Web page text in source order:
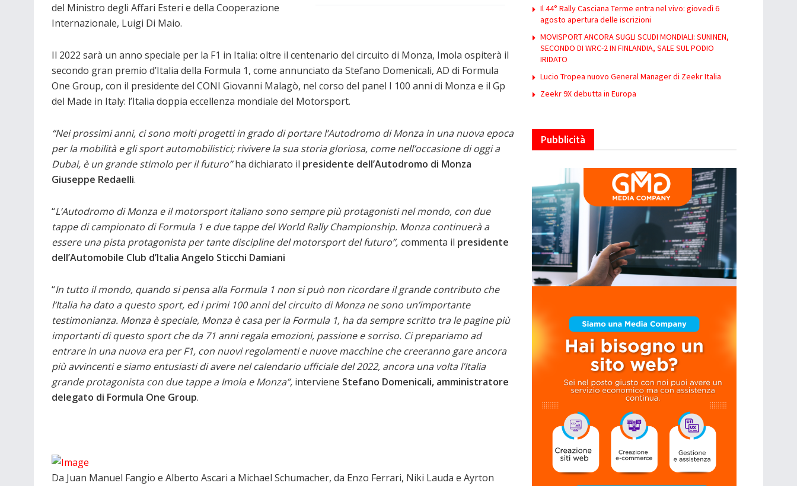
del Ministro degli Affari Esteri e della Cooperazione
Internazionale, Luigi Di Maio.
Il 2022 sarà un anno speciale per la F1 in Italia: oltre il centenario del circuito di Monza, Imola ospiterà il
secondo gran premio d’Italia della Formula 1, come annunciato da Stefano Domenicali, AD di Formula
One Group, con il presidente del CONI Giovanni Malagò, nel corso del panel I 100 anni di Monza e il Gp
del Made in Italy: l’Italia doppia eccellenza mondiale del Motorsport.
“Nei prossimi anni, ci sono molti progetti in grado di portare l’Autodromo di Monza in una nuova epoca
per la mobilità e gli sport automobilistici; rivivere la sua storia gloriosa, come nell’occasione di oggi a
Dubai, è un grande stimolo per il futuro”ha dichiarato il presidente dell’Autodromo di Monza
Giuseppe Redaelli.
“L’Autodromo di Monza e il motorsport italiano sono sempre più protagonisti nel mondo, con due
tappe di campionato di Formula 1 e due tappe del World Rally Championship. Monza continuerà a
essere una pista protagonista per tante discipline del motorsport del futuro”, commenta il presidente
dell’Automobile Club d’Italia Angelo Sticchi Damiani
“In tutto il mondo, quando si pensa alla Formula 1 non si può non ricordare il grande contributo che
l’Italia ha dato a questo sport, ed i primi 100 anni del circuito di Monza ne sono un’importante
testimonianza. Monza è speciale, Monza è casa per la Formula 1, ha da sempre scritto tra le pagine più
importanti di questo sport che da 71 anni regala emozioni, passione e sorriso. Ci prepariamo ad
entrare in una nuova era per F1, con nuovi regolamenti e nuove macchine che creeranno gare ancora
più avvincenti e siamo entusiasti di avere nel calendario ufficiale del 2022, ancora una volta l’Italia
grande protagonista con due tappe a Imola e Monza”, interviene Stefano Domenicali, amministratore
delegato di Formula One Group.
Da Juan Manuel Fangio e Alberto Ascari a Michael Schumacher, da Enzo Ferrari, Niki Lauda e Ayrton
Il 44° Rally Casciana Terme entra nel vivo: giovedì 6
agosto apertura delle iscrizioni
MOVISPORT ANCORA SUGLI SCUDI MONDIALI: SUNINEN,
SECONDO DI WRC-2 IN FINLANDIA, SALE SUL PODIO
IRIDATO
Lucio Tropea nuovo General Manager di Zeekr Italia
Zeekr 9X debutta in Europa
Pubblicità